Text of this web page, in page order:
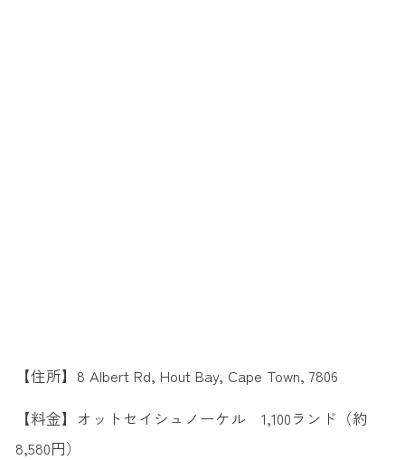
【住所】8 Albert Rd, Hout Bay, Cape Town, 7806
【料金】オットセイシュノーケル 1,100ランド（約
8,580円）